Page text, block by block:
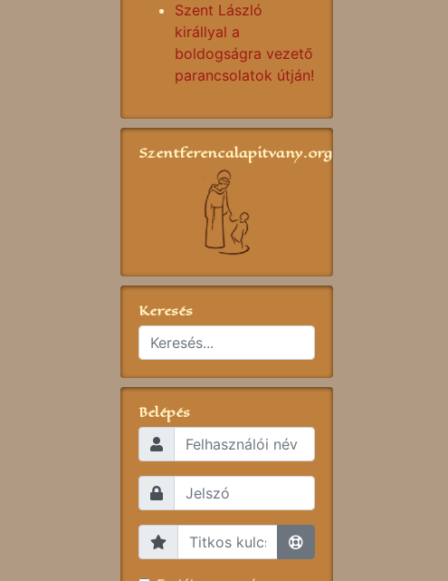
Szent László
királlyal a
boldogságra vezető
parancsolatok útján!
Szentferencalapitvany.org
Keresés
Belépés